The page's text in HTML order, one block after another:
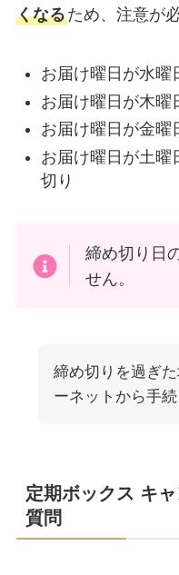
くなるため、注意が
お届け曜日が水
お届け曜日が木
お届け曜日が金
お届け曜日が土
切り
締め切り日
せん。
締め切りを過ぎ
ーネットから手
定期ボックス キ
質問